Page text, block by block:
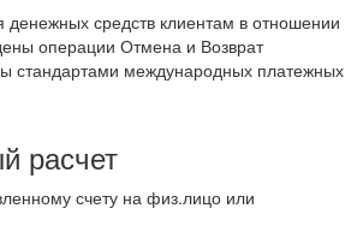
денежных средств клиентам в отношении
операции Отмена и Возврат
стандартами международных платежных
расчет
счету на физ.лицо или